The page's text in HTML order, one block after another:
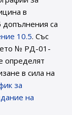
в
допълнения са
10.5. Със
№ РД-01-
определят
в сила на
за
на